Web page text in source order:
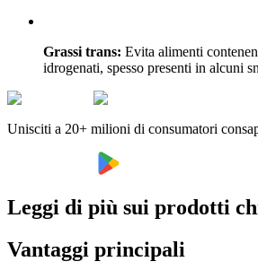
Grassi trans: Evita alimenti
idrogenati, spesso presenti in alcuni
Unisciti a 20+ milioni di consumatori
Leggi di più sui prodotti
Vantaggi principali